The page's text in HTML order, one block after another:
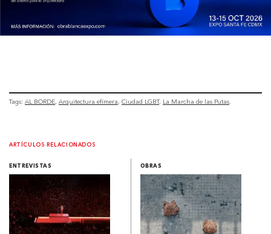
Tags: AL BORDE Arquitectura efímera Ciudad LGBT La Marcha de las Putas
ARTÍCULOS RELACIONADOS
ENTREVISTAS OBRAS